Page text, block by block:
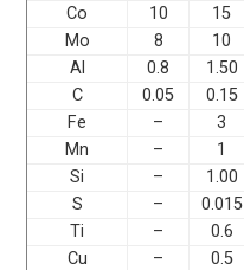
Co
10
15
Mo
8
10
Al
0.8
1.50
C
0.05
0.15
Fe
–
3
Mn
–
1
Si
–
1.00
S
–
0.015
Ti
–
0.6
Cu
–
0.5